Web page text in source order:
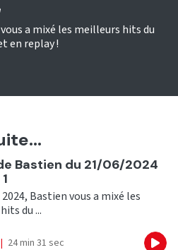
a mixé les meilleurs hits du
en replay !
Bastien du 21/06/2024
2024, Bastien vous a mixé les
du ...
| 24 min 31 sec